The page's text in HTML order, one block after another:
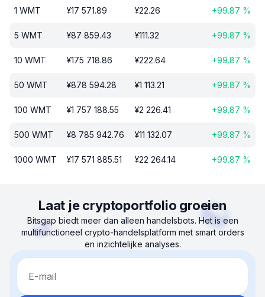
1 WMT ¥17 571.89 ¥22.26 +99.87 %
5 WMT ¥87 859.43 ¥111.32 +99.87 %
10 WMT ¥175 718.86 ¥222.64 +99.87 %
50 WMT ¥878 594.28 ¥1 113.21 +99.87 %
100 WMT ¥1 757 188.55 ¥2 226.41 +99.87 %
500 WMT ¥8 785 942.76 ¥11 132.07 +99.87 %
1000 WMT ¥17 571 885.51 ¥22 264.14 +99.87 %
Laat je cryptoportfolio groeien
Bitsgap biedt meer dan alleen handelsbots. Het is een
multifunctioneel crypto-handelsplatform met smart orders
en inzichtelijke analyses.
E-mail